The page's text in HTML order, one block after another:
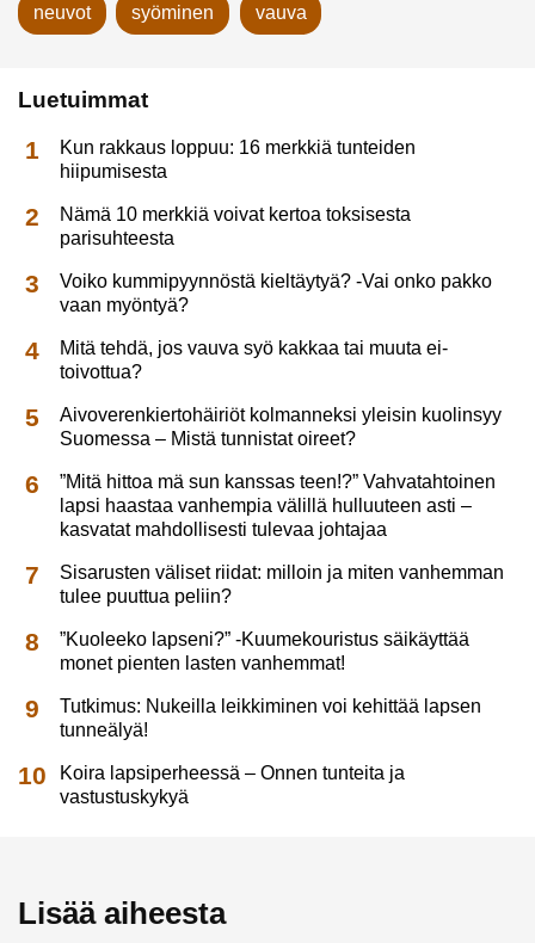
neuvot syöminen vauva
Luetuimmat
Kun rakkaus loppuu: 16 merkkiä tunteiden
hiipumisesta
Nämä 10 merkkiä voivat kertoa toksisesta
parisuhteesta
Voiko kummipyynnöstä kieltäytyä? -Vai onko pakko
vaan myöntyä?
Mitä tehdä, jos vauva syö kakkaa tai muuta ei-
toivottua?
Aivoverenkiertohäiriöt kolmanneksi yleisin kuolinsyy
Suomessa – Mistä tunnistat oireet?
”Mitä hittoa mä sun kanssas teen!?” Vahvatahtoinen
lapsi haastaa vanhempia välillä hulluuteen asti –
kasvatat mahdollisesti tulevaa johtajaa
Sisarusten väliset riidat: milloin ja miten vanhemman
tulee puuttua peliin?
”Kuoleeko lapseni?” -Kuumekouristus säikäyttää
monet pienten lasten vanhemmat!
Tutkimus: Nukeilla leikkiminen voi kehittää lapsen
tunneälyä!
Koira lapsiperheessä – Onnen tunteita ja
vastustuskykyä
Lisää aiheesta